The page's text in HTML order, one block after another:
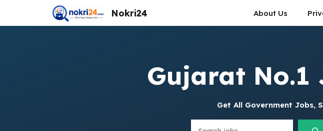
content
Nokri24 About Us
Gujarat
Get All Government Jobs,